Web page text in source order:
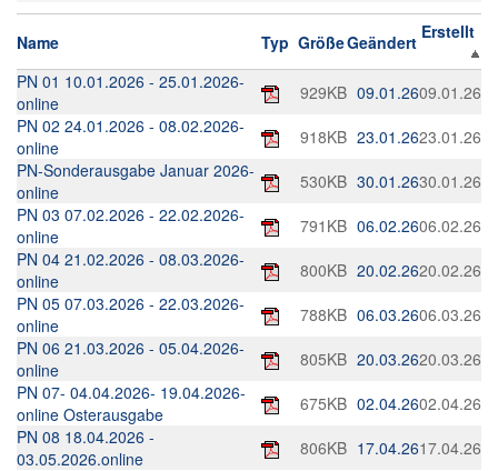
Gemeindeleben ▼
Einrichtungen ▼
Im Überblick
Links
Kontakt
Name Typ GrößeGeändert Erstellt
PN 01 10.01.2026 - 25.01.2026-
online
929KB 09.01.2609.01.26
PN 02 24.01.2026 - 08.02.2026-
online
918KB 23.01.2623.01.26
PN-Sonderausgabe Januar 2026-
online
530KB 30.01.2630.01.26
PN 03 07.02.2026 - 22.02.2026-
online
791KB 06.02.2606.02.26
PN 04 21.02.2026 - 08.03.2026-
online
800KB 20.02.2620.02.26
PN 05 07.03.2026 - 22.03.2026-
online
788KB 06.03.2606.03.26
PN 06 21.03.2026 - 05.04.2026-
online
805KB 20.03.2620.03.26
PN 07- 04.04.2026- 19.04.2026-
online Osterausgabe
675KB 02.04.2602.04.26
PN 08 18.04.2026 -
03.05.2026.online
806KB 17.04.2617.04.26